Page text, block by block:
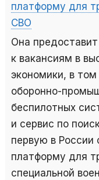
платформу для
СВО
Она
к вакансиям в
экономики, в
оборонно-
беспилотных
и сервис по
первую в России
платформу для
специальной